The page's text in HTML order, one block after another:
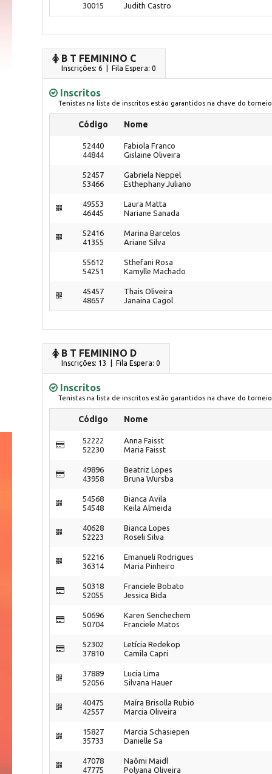
30015
Judith Castro
B T FEMININO C
Inscrições: 6 | Fila Espera: 0
Inscritos
Tenistas na lista de inscritos estão garantidos na chave do torneio
Código Nome
52440
44844
Fabiola Franco
Gislaine Oliveira
52457
53466
Gabriela Neppel
Esthephany Juliano
49553
46445
Laura Matta
Nariane Sanada
52416
41355
Marina Barcelos
Ariane Silva
55612
54251
Sthefani Rosa
Kamylle Machado
45457
48657
Thais Oliveira
Janaina Cagol
B T FEMININO D
Inscrições: 13 | Fila Espera: 0
Inscritos
Tenistas na lista de inscritos estão garantidos na chave do torneio
Código Nome
52222
52230
Anna Faisst
Maria Faisst
49896
43958
Beatriz Lopes
Bruna Wursba
54568
54548
Bianca Avila
Keila Almeida
40628
52223
Bianca Lopes
Roseli Silva
52216
36314
Emanueli Rodrigues
Maria Pinheiro
50318
52055
Franciele Bobato
Jessica Bida
50696
50704
Karen Senchechem
Franciele Matos
52302
37810
Letícia Redekop
Camila Capri
37889
52056
Lucia Lima
Silvana Hauer
40475
42557
Maíra Brisolla Rubio
Marcia Oliveira
15827
35733
Marcia Schasiepen
Danielle Sa
47078
47775
Naômi Maidl
Polyana Oliveira